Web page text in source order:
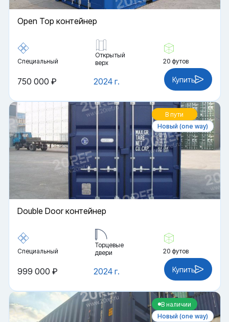
Open Top контейнер
Специальный
Открытый
верх
20 футов
2024 г.
750 000 ₽ Купить
В пути
Новый (one way)
Double Door контейнер
Специальный
Торцевые
двери
20 футов
2024 г.
999 000 ₽ Купить
В наличии
Новый (one way)